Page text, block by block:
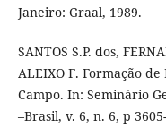
Janeiro: Graal, 1989.
SANTOS S.P. dos,
ALEIXO F. Formação
Campo. In: Seminário
–Brasil, v. 6, n. 6, p